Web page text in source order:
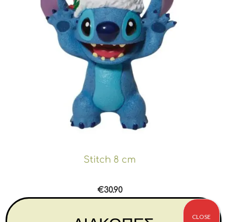
Stitch 8 cm
€30.90
Αγορά CLOSE